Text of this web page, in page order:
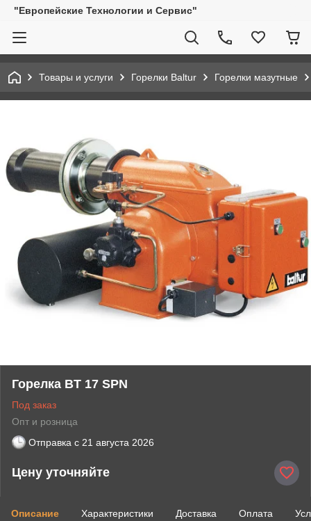
"Европейские Технологии и Сервис"
Товары и услуги Горелки Baltur Горелки мазутные
Горелка BT 17 SPN
Под заказ
Опт и розница
Отправка с 21 августа 2026
Цену уточняйте
Описание Характеристики Доставка Оплата